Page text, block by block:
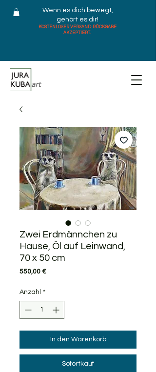
Wenn es dich bewegt,
gehört es dir!
KOSTENLOSER VERSAND. RÜCKGABE
AKZEPTIERT.
Zwei Erdmännchen zu
Hause, Öl auf Leinwand,
70 x 50 cm
550,00 €Preis
Anzahl *
In den Warenkorb
Sofortkauf